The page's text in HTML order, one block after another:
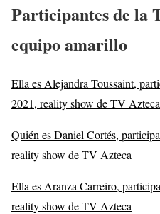
Participantes de la
equipo amarillo
Ella es Alejandra Toussaint,
2021, reality show de TV Azteca
Quién es Daniel Cortés,
reality show de TV Azteca
Ella es Aranza Carreiro,
reality show de TV Azteca